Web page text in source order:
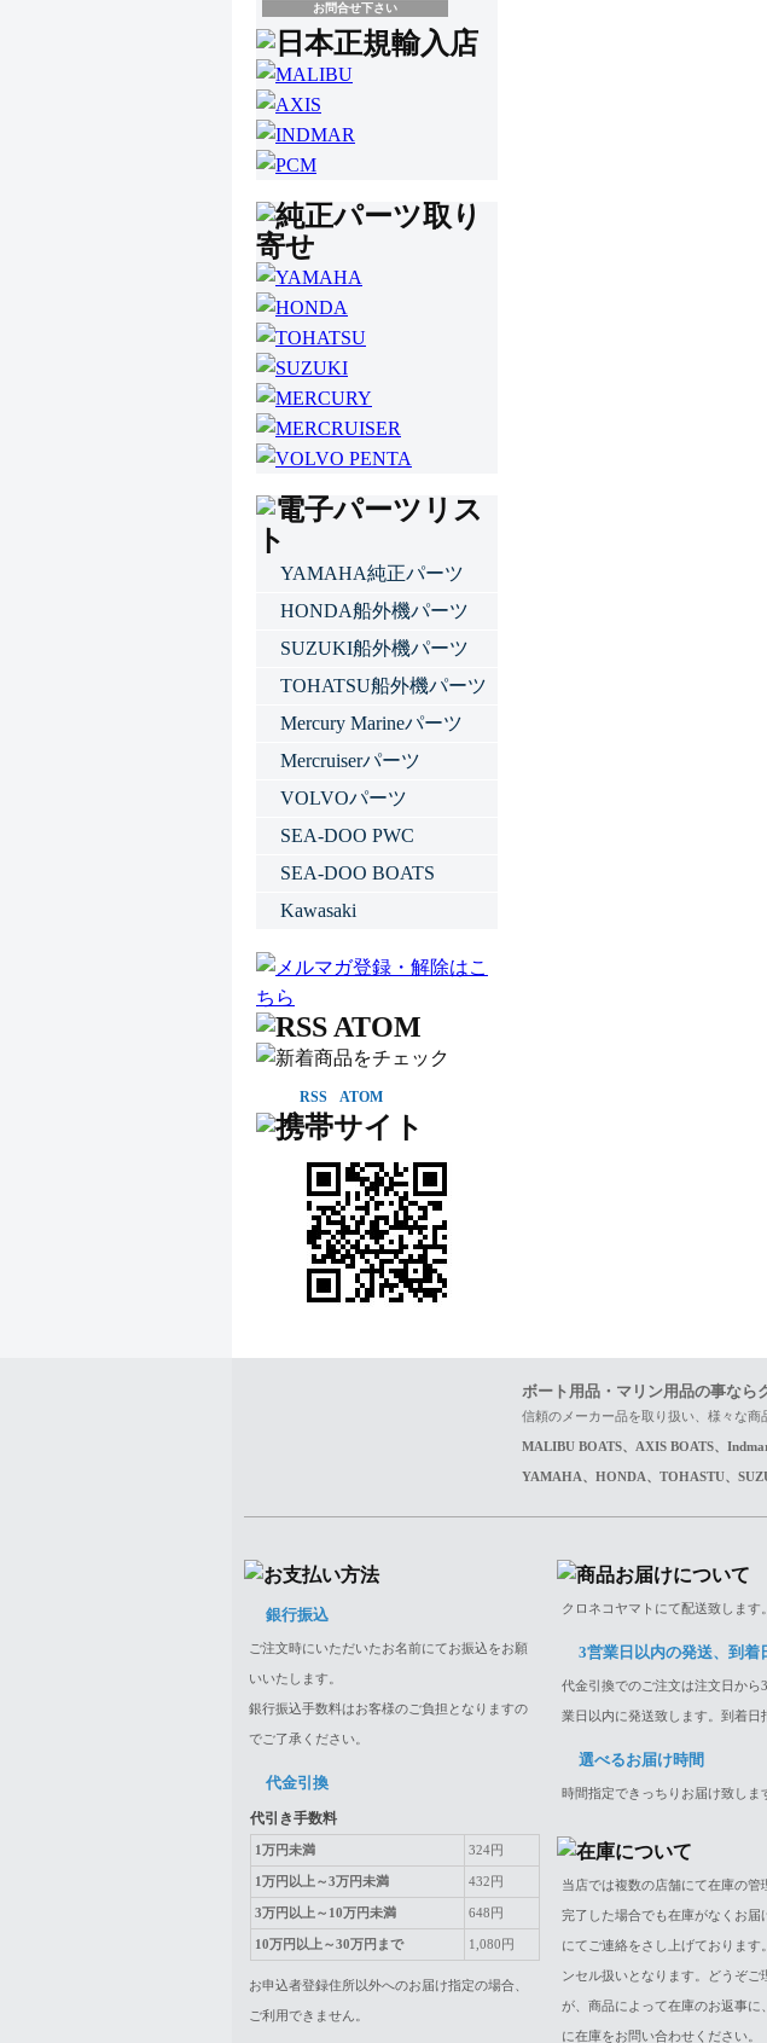
お問合せ下さい
YAMAHA純正パーツ
HONDA船外機パーツ
SUZUKI船外機パーツ
TOHATSU船外機パーツ
Mercury Marineパーツ
Mercruiserパーツ
VOLVOパーツ
SEA-DOO PWC
SEA-DOO BOATS
Kawasaki
RSS ATOM
ボート用品・マリン用品の事なら
信頼のメーカー品を取り扱い、様々な商
MALIBU BOATS、AXIS BOATS、
YAMAHA、HONDA、TOHASTU、
銀行振込
ご注文時にいただいたお名前にてお振込をお願
いいたします。
銀行振込手数料はお客様のご負担となりますの
でご了承ください。
代金引換
代引き手数料
1万円未満 324円
1万円以上～3万円未満 432円
3万円以上～10万円未満 648円
10万円以上～30万円まで 1,080円
お申込者登録住所以外へのお届け指定の場合、
ご利用できません。
クロネコヤマトにて配送致します。
3営業日以内の発送、到着
代金引換でのご注文は注文日か
業日以内に発送致します。到着日
選べるお届け時間
時間指定できっちりお届け致しま
当店では複数の店舗にて在庫の
完了した場合でも在庫がなくお
にてご連絡をさし上げておりま
ンセル扱いとなります。どうぞ
が、商品によって在庫のお返事
に在庫をお問い合わせください。